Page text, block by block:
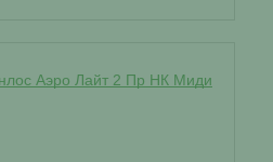
Аэро Лайт 2 Пр НК Миди